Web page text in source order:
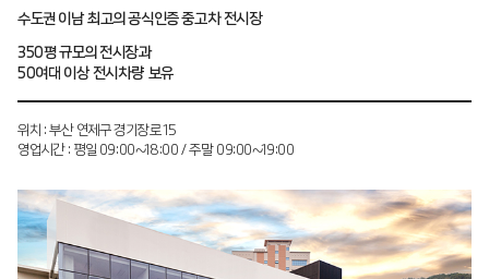
수도권 이남 최고의 공식인증 중고차 전시장
350평 규모의 전시장과
50여대 이상 전시차량 보유
위치 : 부산 연제구 경기장로 15
영업시간 : 평일 09:00~18:00 / 주말 09:00~19:00